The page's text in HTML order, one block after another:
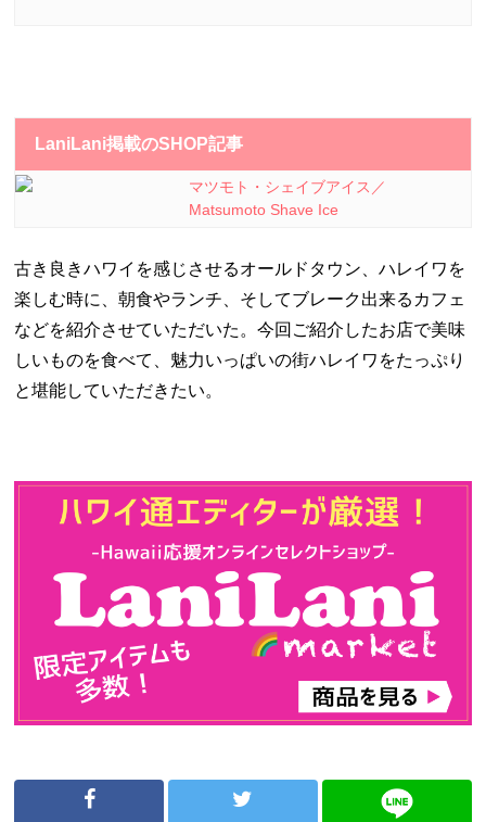
LaniLani掲載のSHOP記事
マツモト・シェイブアイス／
Matsumoto Shave Ice
古き良きハワイを感じさせるオールドタウン、ハレイワを
楽しむ時に、朝食やランチ、そしてブレーク出来るカフェ
などを紹介させていただいた。今回ご紹介したお店で美味
しいものを食べて、魅力いっぱいの街ハレイワをたっぷり
と堪能していただきたい。